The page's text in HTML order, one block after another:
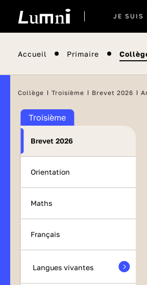
JE SUIS
Accueil Primaire
Collège Troisième Brevet 2026
Troisième
Brevet 2026
Orientation
Maths
Français
Langues vivantes